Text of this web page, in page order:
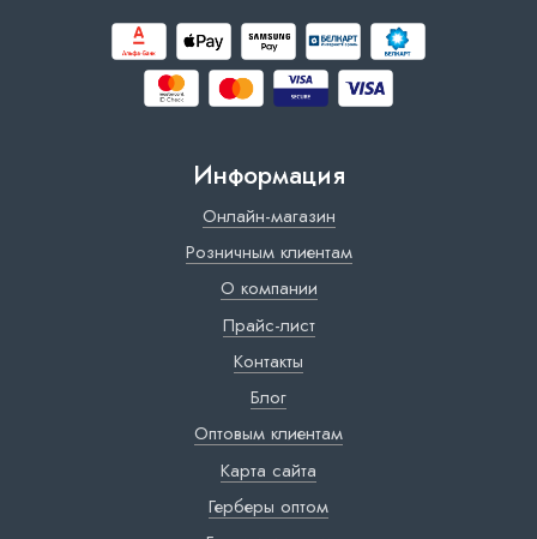
Информация
Онлайн-магазин
Розничным клиентам
О компании
Прайс-лист
Контакты
Блог
Оптовым клиентам
Карта сайта
Герберы оптом